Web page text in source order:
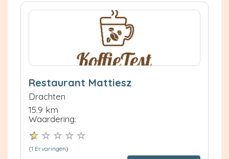
Restaurant Mattiesz
Drachten
15.9 km
Waardering:
(1 Ervaringen)